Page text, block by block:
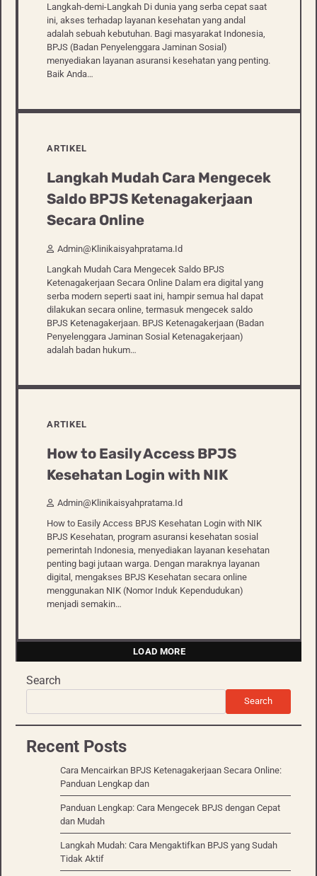
Langkah-demi-Langkah Di dunia yang serba cepat saat
ini, akses terhadap layanan kesehatan yang andal
adalah sebuah kebutuhan. Bagi masyarakat Indonesia,
BPJS (Badan Penyelenggara Jaminan Sosial)
menyediakan layanan asuransi kesehatan yang penting.
Baik Anda…
ARTIKEL
Langkah Mudah Cara Mengecek
Saldo BPJS Ketenagakerjaan
Secara Online
Admin@klinikaisyahpratama.id
Langkah Mudah Cara Mengecek Saldo BPJS
Ketenagakerjaan Secara Online Dalam era digital yang
serba modern seperti saat ini, hampir semua hal dapat
dilakukan secara online, termasuk mengecek saldo
BPJS Ketenagakerjaan. BPJS Ketenagakerjaan (Badan
Penyelenggara Jaminan Sosial Ketenagakerjaan)
adalah badan hukum…
ARTIKEL
How to Easily Access BPJS
Kesehatan Login with NIK
Admin@klinikaisyahpratama.id
How to Easily Access BPJS Kesehatan Login with NIK
BPJS Kesehatan, program asuransi kesehatan sosial
pemerintah Indonesia, menyediakan layanan kesehatan
penting bagi jutaan warga. Dengan maraknya layanan
digital, mengakses BPJS Kesehatan secara online
menggunakan NIK (Nomor Induk Kependudukan)
menjadi semakin…
LOAD MORE
Search
Search
Recent Posts
Cara Mencairkan BPJS Ketenagakerjaan Secara Online:
Panduan Lengkap dan
Panduan Lengkap: Cara Mengecek BPJS dengan Cepat
dan Mudah
Langkah Mudah: Cara Mengaktifkan BPJS yang Sudah
Tidak Aktif